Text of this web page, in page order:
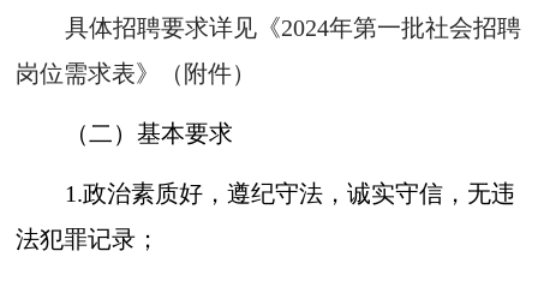
具体招聘要求详见《2024年第一批社会招聘
岗位需求表》（附件）
（二）基本要求
1.政治素质好，遵纪守法，诚实守信，无违
法犯罪记录；